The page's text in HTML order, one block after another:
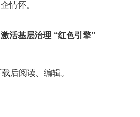
情怀。
活基层治理 “红色引擎”
后阅读、编辑。